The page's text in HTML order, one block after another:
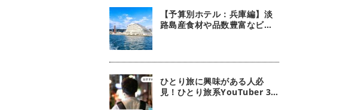
【予算別ホテル：兵庫編】淡
路島産食材や品数豊富なビュ
ひとり旅に興味がある人必
見！ひとり旅系YouTuber 3